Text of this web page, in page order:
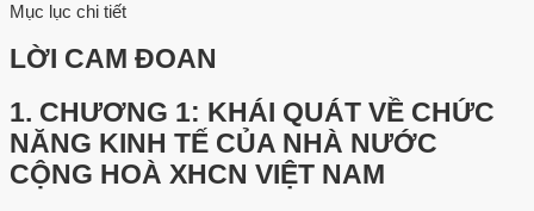
Mục lục chi tiết
LỜI CAM ĐOAN
1. CHƯƠNG 1: KHÁI QUÁT VỀ CHỨC
NĂNG KINH TẾ CỦA NHÀ NƯỚC
CỘNG HOÀ XHCN VIỆT NAM